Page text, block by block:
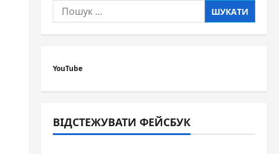
Пошук:
YouTube
ВІДСТЕЖУВАТИ ФЕЙСБУК